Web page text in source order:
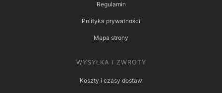
Regulamin
Polityka prywatności
Mapa strony
WYSYŁKA I ZWROTY
Koszty i czasy dostaw